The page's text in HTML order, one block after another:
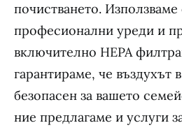
почистването. Използваме
професионални уреди и
включително HEPA
гарантираме, че въздухът
безопасен за вашето
ние предлагаме и услуги